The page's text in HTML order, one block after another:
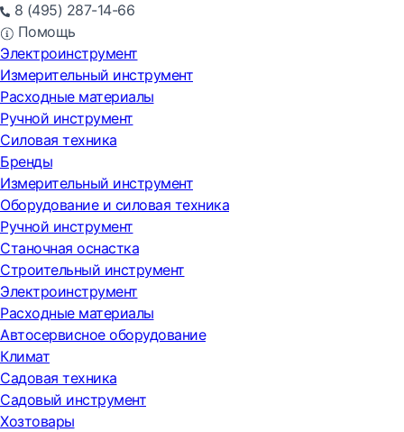
8 (495) 287-14-66
Помощь
Электроинструмент
Измерительный инструмент
Расходные материалы
Ручной инструмент
Силовая техника
Бренды
Измерительный инструмент
Оборудование и силовая техника
Ручной инструмент
Станочная оснастка
Строительный инструмент
Электроинструмент
Расходные материалы
Автосервисное оборудование
Климат
Садовая техника
Садовый инструмент
Хозтовары